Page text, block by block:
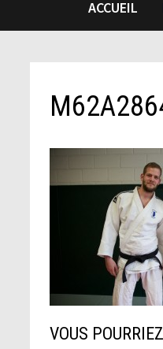
ACCUEIL
VOUS